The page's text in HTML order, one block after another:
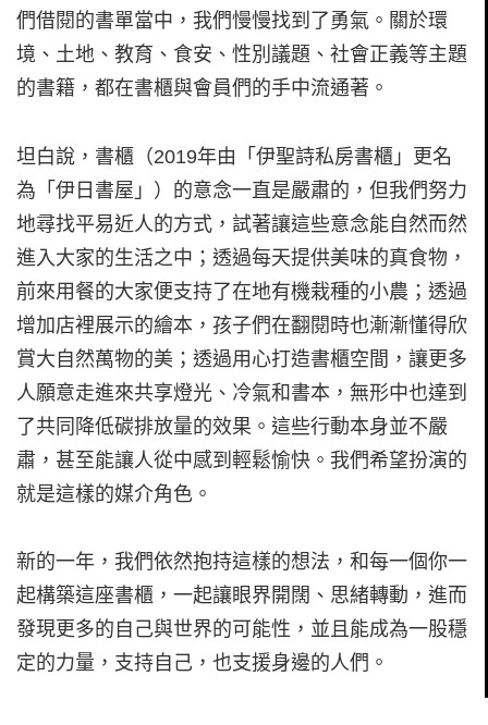
們借閱的書單當中，我們慢慢找到了勇氣。關於環
境、土地、教育、食安、性別議題、社會正義等主題
的書籍，都在書櫃與會員們的手中流通著。
坦白說，書櫃（2019年由「伊聖詩私房書櫃」更名
為「伊日書屋」）的意念一直是嚴肅的，但我們努力
地尋找平易近人的方式，試著讓這些意念能自然而然
進入大家的生活之中；透過每天提供美味的真食物，
前來用餐的大家便支持了在地有機栽種的小農；透過
增加店裡展示的繪本，孩子們在翻閱時也漸漸懂得欣
賞大自然萬物的美；透過用心打造書櫃空間，讓更多
人願意走進來共享燈光、冷氣和書本，無形中也達到
了共同降低碳排放量的效果。這些行動本身並不嚴
肅，甚至能讓人從中感到輕鬆愉快。我們希望扮演的
就是這樣的媒介角色。
新的一年，我們依然抱持這樣的想法，和每一個你一
起構築這座書櫃，一起讓眼界開闊、思緒轉動，進而
發現更多的自己與世界的可能性，並且能成為一股穩
定的力量，支持自己，也支援身邊的人們。